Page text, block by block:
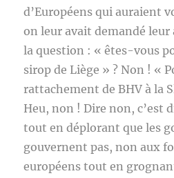
d’Européens qui auraient
on leur avait demandé
la question : « êtes-vous
sirop de Liège » ? Non ! «
rattachement de BHV à la
Heu, non ! Dire non, c’est
tout en déplorant que les
gouvernent pas, non aux
européens tout en